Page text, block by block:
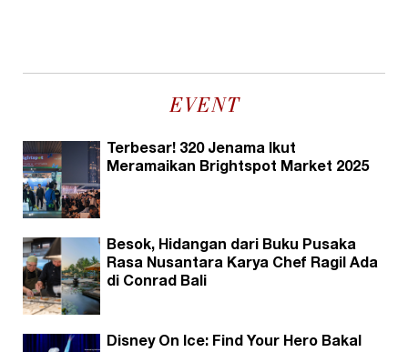
EVENT
Terbesar! 320 Jenama Ikut
Meramaikan Brightspot Market 2025
Besok, Hidangan dari Buku Pusaka
Rasa Nusantara Karya Chef Ragil Ada
di Conrad Bali
Disney On Ice: Find Your Hero Bakal